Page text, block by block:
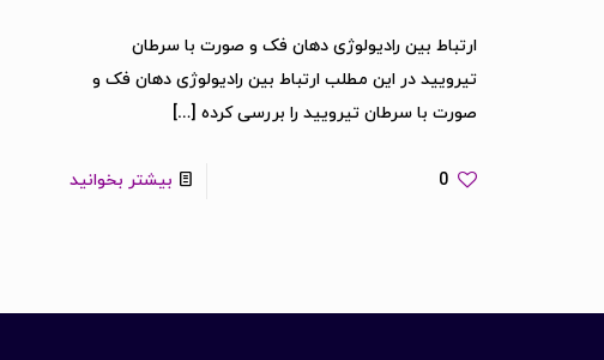
ارتباط بين رادیولوژی دهان فک و صورت با سرطان
تيروييد در این مطلب ارتباط بين رادیولوژی دهان فک و
صورت با سرطان تيروييد را بررسی کرده[…]
0 بیشتر بخوانید